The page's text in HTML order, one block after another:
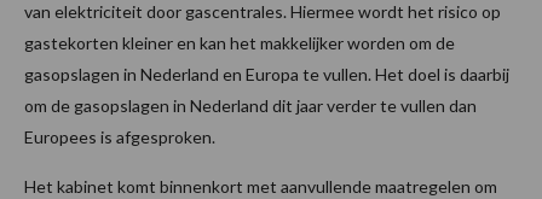
van elektriciteit door gascentrales. Hiermee wordt het risico op
gastekorten kleiner en kan het makkelijker worden om de
gasopslagen in Nederland en Europa te vullen. Het doel is daarbij
om de gasopslagen in Nederland dit jaar verder te vullen dan
Europees is afgesproken.
Het kabinet komt binnenkort met aanvullende maatregelen om